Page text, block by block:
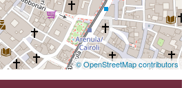
© OpenStreetMap contributors